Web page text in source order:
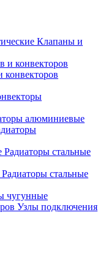
Клапаны и
алюминиевые
Радиаторы стальные
Радиаторы стальные
чугунные
Узлы подключения